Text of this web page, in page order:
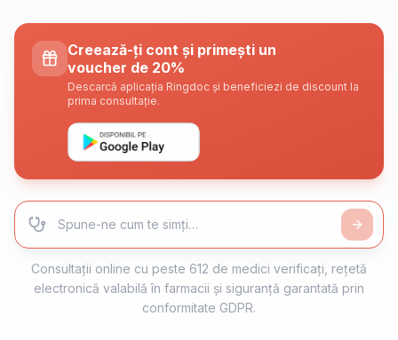
Creează-ți cont și primești un
voucher de 20%
Descarcă aplicația Ringdoc și beneficiezi de discount la
prima consultație.
Caută specialitate medicală
Consultații online cu peste 612 de medici verificați, rețetă
electronică valabilă în farmacii și siguranță garantată prin
conformitate GDPR.